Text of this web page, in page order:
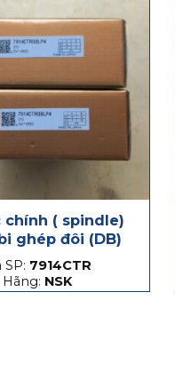
chính ( spindle)
ghép đôi (DB)
SP: 7914CTR
Hãng: NSK